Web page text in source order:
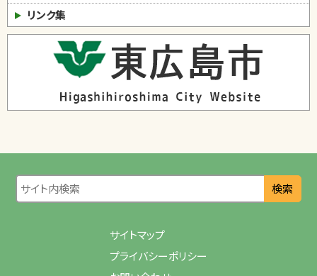
リンク集
検索
サイトマップ
プライバシーポリシー